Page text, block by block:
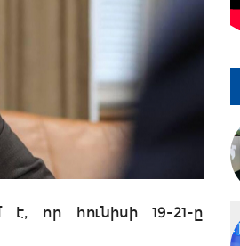
որ հունիսի 19-21-ը